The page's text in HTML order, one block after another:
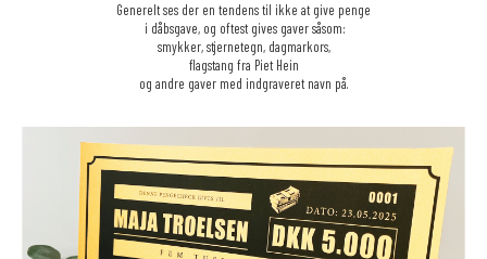
Generelt ses der en tendens til ikke at give penge
i dåbsgave, og oftest gives gaver såsom:
smykker, stjernetegn, dagmarkors,
flagstang fra Piet Hein
og andre gaver med indgraveret navn på.